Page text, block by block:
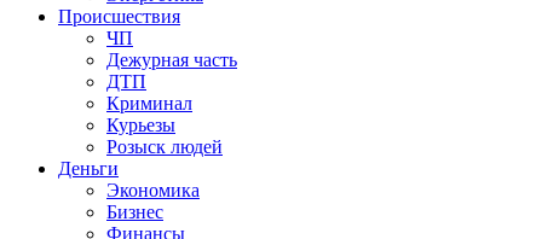
Происшествия
ЧП
Дежурная часть
ДТП
Криминал
Курьезы
Розыск людей
Деньги
Экономика
Бизнес
Финансы